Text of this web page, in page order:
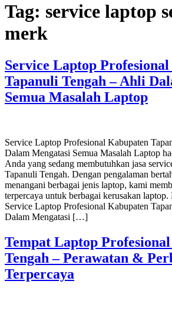
Tag: service laptop
merk
Service Laptop
Tapanuli Tengah – Ahli
Semua Masalah Laptop
Service Laptop Profesional Kabupaten
Dalam Mengatasi Semua Masalah Laptop
Anda yang sedang membutuhkan jasa
Tapanuli Tengah. Dengan pengalaman
menangani berbagai jenis laptop, kami
terpercaya untuk berbagai kerusakan
Service Laptop Profesional Kabupaten
Dalam Mengatasi […]
Tempat Laptop
Tengah – Perawatan &
Terpercaya